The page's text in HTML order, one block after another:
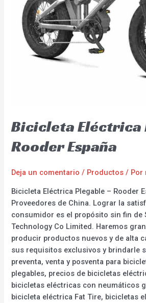
Bicicleta Eléctrica
Rooder España
Deja un comentario / Productos / Por
Bicicleta Eléctrica Plegable – Rooder
Proveedores de China. Lograr la
consumidor es el propósito sin fin de
Technology Co Limited. Haremos
producir productos nuevos y de alta
sus requisitos exclusivos y brindarle
preventa, venta y posventa para
plegables, precios de bicicletas
bicicletas eléctricas con neumáticos
bicicleta eléctrica Fat Tire, bicicletas